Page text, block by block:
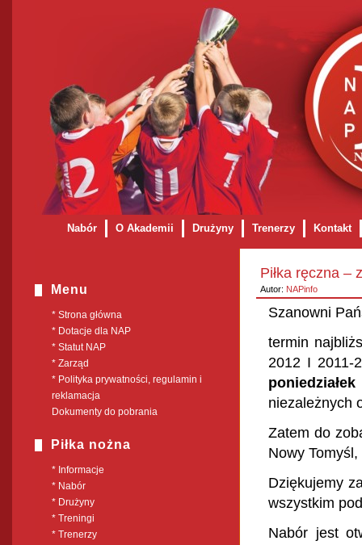
Nabór O Akademii Drużyny Trenerzy Kontakt
Menu
* Strona główna
* Dotacje dla NAP
* Statut NAP
* Zarząd
* Polityka prywatności, regulamin i
reklamacja
Dokumenty do pobrania
Piłka nożna
* Informacje
* Nabór
* Drużyny
* Treningi
* Trenerzy
Piłka ręczna –
Autor: NAPinfo
Szanowni
termin
2012 I 2011-
niezależnych
Zatem do
Nowy
Dziękujemy
wszystkim
Nabór jest